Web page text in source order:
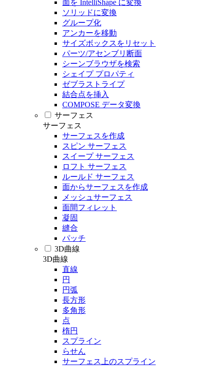
面を IntelliShape に変換
ソリッドに変換
グループ化
アンカーを移動
サイズボックスをリセット
パーツ/アセンブリ断面
シーンブラウザを検索
シェイプ プロパティ
ゼブラストライプ
結合点を挿入
COMPOSE データ変換
サーフェス
サーフェス
サーフェスを作成
スピン サーフェス
スイープ サーフェス
ロフト サーフェス
ルールド サーフェス
面からサーフェスを作成
メッシュサーフェス
面間フィレット
凝固
縫合
パッチ
3D曲線
3D曲線
直線
円
円弧
長方形
多角形
点
楕円
スプライン
らせん
サーフェス上のスプライン